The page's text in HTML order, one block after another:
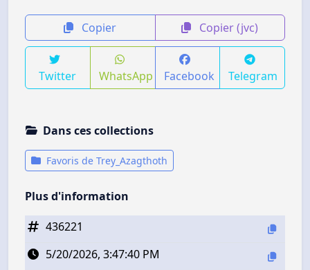
Copier Copier (jvc)
Twitter WhatsApp Facebook Telegram
Dans ces collections
Favoris de Trey_Azagthoth
Plus d'information
436221
5/20/2026, 3:47:40 PM